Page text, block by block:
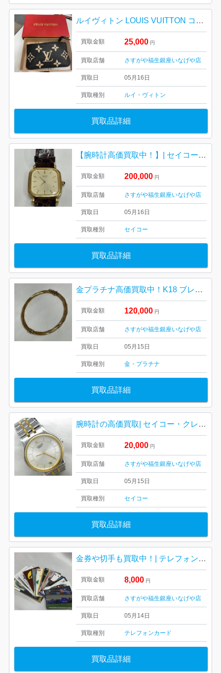
ルイヴィトン LOUIS VUITTON コインケース アンプラント ポシェット・クレ| 羽村市羽中
買取金額 25,000 円
買取店舗 さすがや福生銀座いなげや店
買取日 05月16日
買取種別 ルイ・ヴィトン
買取品詳細
【腕時計高価買取中！】| セイコーK18クレドール腕時計| 羽村市羽加美
買取金額 200,000 円
買取店舗 さすがや福生銀座いなげや店
買取日 05月16日
買取種別 セイコー
買取品詳細
金プラチナ高価買取中！K18 ブレスレット| 羽村市羽
買取金額 120,000 円
買取店舗 さすがや福生銀座いなげや店
買取日 05月15日
買取種別 金・プラチナ
買取品詳細
腕時計の高価買取| セイコー・クレドール SEIKO CREDOR| 羽村市玉川
買取金額 20,000 円
買取店舗 さすがや福生銀座いなげや店
買取日 05月15日
買取種別 セイコー
買取品詳細
金券や切手も買取中！| テレフォンカードおまとめ| 羽村市神明台
買取金額 8,000 円
買取店舗 さすがや福生銀座いなげや店
買取日 05月14日
買取種別 テレフォンカード
買取品詳細